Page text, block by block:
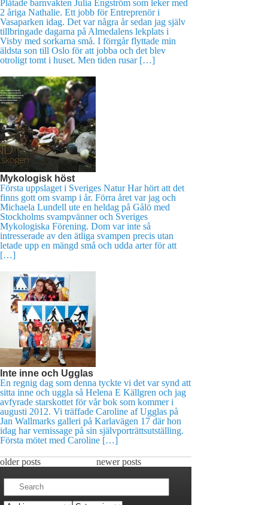
Plåtade barnvakten Julia Engström som leker med
2 åriga Nathalie. Ett jobb för Entreprenör i
Vasaparken idag. Det var några år sedan jag själv
tillbringade dagarna på Almedalens lekplats i
Visby med sorkarna små. I förrgår flyttade min
äldsta son till Oslo för att jobba och det blev
otroligt tomt i huset. Men tiden rusar […]
Mykologisk höst
Första uppslaget i Sveriges Natur Har hört att det
finns gott om svamp i år. Förra året var jag och
Michaela Lundell ute en heldag på Gålö med
Stockholms svampvänner och Sveriges
Mykologiska Förening. Dom var inte så
intresserade av den ätliga svampen precis utan
letade upp en mängd små och udda arter för att
[…]
Inte inne och Ugglas
En regnig dag som denna tyckte vi det var synd att
sitta inne och uggla så Helena E Källgren och jag
avfyrade starskottet för vår bok som kommer i
augusti 2012. Vi träffade Caroline af Ugglas på
Jan Wallmarks galleri på Karlavägen 17 där hon
idag har vernissage på sin självporträttsutställing.
Första mötet med Caroline […]
older posts newer posts